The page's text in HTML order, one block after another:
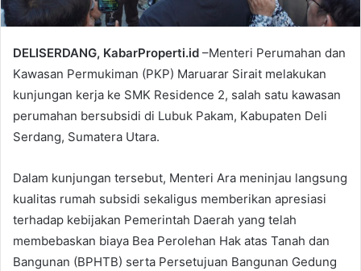
DELISERDANG, KabarProperti.id –Menteri Perumahan dan
Kawasan Permukiman (PKP) Maruarar Sirait melakukan
kunjungan kerja ke SMK Residence 2, salah satu kawasan
perumahan bersubsidi di Lubuk Pakam, Kabupaten Deli
Serdang, Sumatera Utara.
Dalam kunjungan tersebut, Menteri Ara meninjau langsung
kualitas rumah subsidi sekaligus memberikan apresiasi
terhadap kebijakan Pemerintah Daerah yang telah
membebaskan biaya Bea Perolehan Hak atas Tanah dan
Bangunan (BPHTB) serta Persetujuan Bangunan Gedung